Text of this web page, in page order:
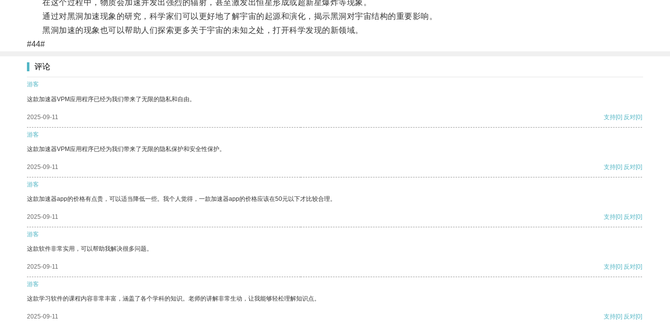
在这个过程中，物质会加速并发出强烈的辐射，甚至激发出恒星形成或超新星爆炸等现象。
通过对黑洞加速现象的研究，科学家们可以更好地了解宇宙的起源和演化，揭示黑洞对宇宙结构的重要影响。
黑洞加速的现象也可以帮助人们探索更多关于宇宙的未知之处，打开科学发现的新领域。
#44#
评论
游客
这款加速器VPM应用程序已经为我们带来了无限的隐私和自由。
2025-09-11 支持[0] 反对[0]
游客
这款加速器VPM应用程序已经为我们带来了无限的隐私保护和安全性保护。
2025-09-11 支持[0] 反对[0]
游客
这款加速器app的价格有点贵，可以适当降低一些。我个人觉得，一款加速器app的价格应该在50元以下才比较合理。
2025-09-11 支持[0] 反对[0]
游客
这款软件非常实用，可以帮助我解决很多问题。
2025-09-11 支持[0] 反对[0]
游客
这款学习软件的课程内容非常丰富，涵盖了各个学科的知识。老师的讲解非常生动，让我能够轻松理解知识点。
2025-09-11 支持[0] 反对[0]